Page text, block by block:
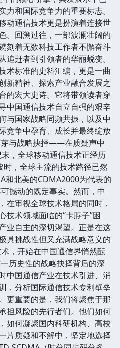
力和国际竞争力的重要标志。
动通信技术更是扮演着连接世
。回溯过往，一部波澜壮阔的
刻着无数科技工作者不懈奋斗
追赶者到引领者的华丽蜕变。
术标准的史料汇编，更是一曲
新精神、探索产业融合发展之
的宏大史诗。它将带领读者穿
中国通信技术自立自强的艰辛
与国家战略同频共振，以及中
竞争中孕育、成长并最终绽放
芽与战略抉择——在质疑声中
，全球移动通信技术正经历
时，全球主流的技术路径已然
和北美的CDMA2000为代表的
撼动的既定事实。然而，中
在审视全球技术格局的同时，
技术领域面临的“卡脖子”困
业自主的深切渴望。正是在这
具挑战性但又充满战略意义的
，开始在中国通信界悄然酝
历史性的战略抉择背后的深
中国通信产业在技术引进、消
，分析国际通信技术专利壁垒
更重要的是，我们将聚焦于那
担风险的先行者们。他们如何
如何凝聚国内科研机构、高校
片质疑和不解中，坚定地选择